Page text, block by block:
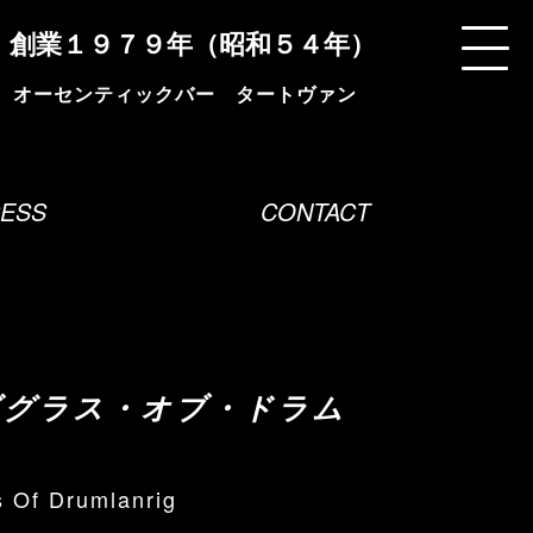
創業１９７９年（昭和５４年）
CONTACT
ラス・オブ・ドラム
Of Drumlanrig